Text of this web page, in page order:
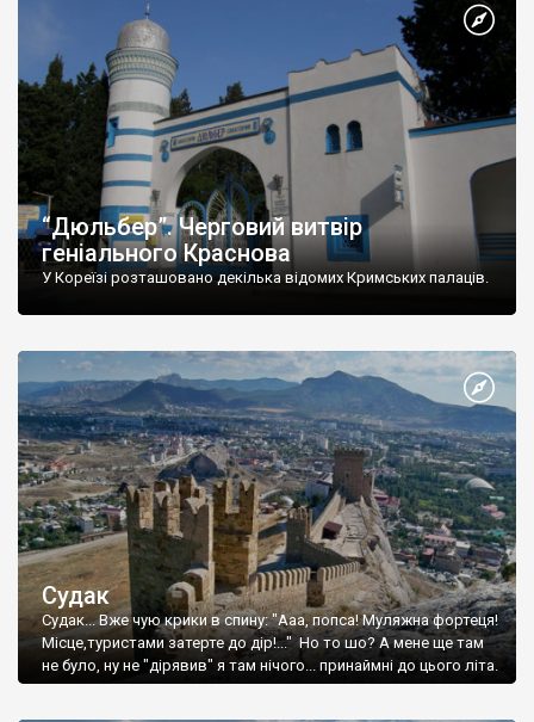
“Дюльбер”. Черговий витвір
геніального Краснова
У Кореїзі розташовано декілька відомих Кримських палаців.
Судак
Судак... Вже чую крики в спину: "Ааа, попса! Муляжна фортеця!
Місце,туристами затерте до дір!..." Но то шо? А мене ще там
не було, ну не "дірявив" я там нічого... принаймні до цього літа.